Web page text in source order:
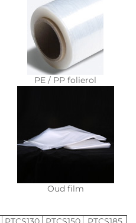
PE / PP folierol
Oud film